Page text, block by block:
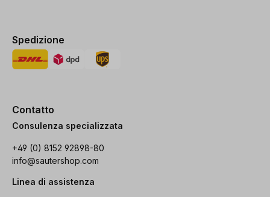
Spedizione
Contatto
Consulenza specializzata
+49 (0) 8152 92898-80
info@sautershop.com
Linea di assistenza